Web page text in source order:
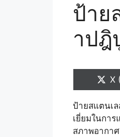
ป้าย
าปฎิ
X
ป้ายสแตนเ
เยี่ยมในกา
สภาพอากา